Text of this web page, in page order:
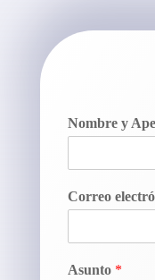
Nombre y
Correo
Asunto *